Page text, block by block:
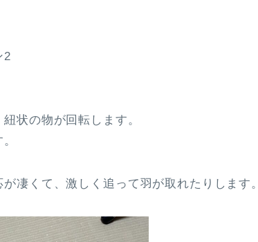
2
状の物が回転します。
凄くて、激しく追って羽が取れたりします。